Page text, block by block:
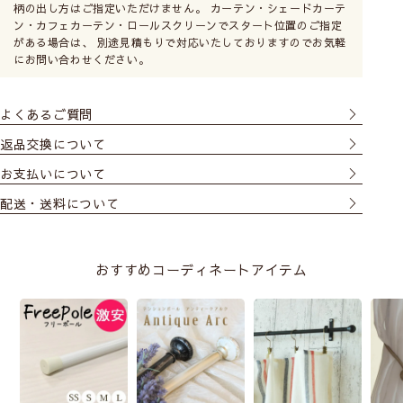
柄の出し方はご指定いただけません。 カーテン・シェードカーテ
ン・カフェカーテン・ロールスクリーンでスタート位置のご指定
がある場合は、 別途見積もりで対応いたしておりますのでお気軽
にお問い合わせください。
よくあるご質問
返品交換について
お支払いについて
配送・送料について
おすすめコーディネートアイテム